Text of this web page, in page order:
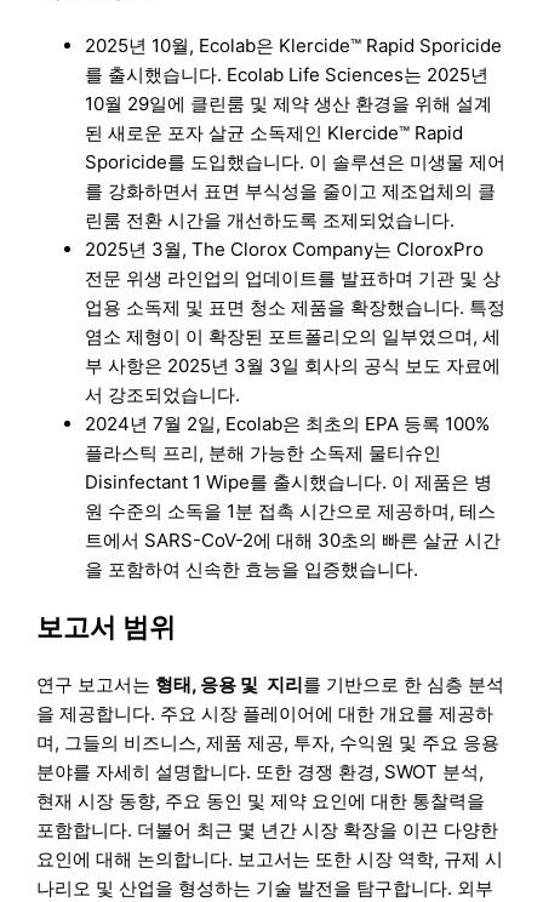
2025년 10월, Ecolab은 Klercide™ Rapid Sporicide
를 출시했습니다. Ecolab Life Sciences는 2025년
10월 29일에 클린룸 및 제약 생산 환경을 위해 설계
된 새로운 포자 살균 소독제인 Klercide™ Rapid
Sporicide를 도입했습니다. 이 솔루션은 미생물 제어
를 강화하면서 표면 부식성을 줄이고 제조업체의 클
린룸 전환 시간을 개선하도록 조제되었습니다.
2025년 3월, The Clorox Company는 CloroxPro
전문 위생 라인업의 업데이트를 발표하며 기관 및 상
업용 소독제 및 표면 청소 제품을 확장했습니다. 특정
염소 제형이 이 확장된 포트폴리오의 일부였으며, 세
부 사항은 2025년 3월 3일 회사의 공식 보도 자료에
서 강조되었습니다.
2024년 7월 2일, Ecolab은 최초의 EPA 등록 100%
플라스틱 프리, 분해 가능한 소독제 물티슈인
Disinfectant 1 Wipe를 출시했습니다. 이 제품은 병
원 수준의 소독을 1분 접촉 시간으로 제공하며, 테스
트에서 SARS-CoV-2에 대해 30초의 빠른 살균 시간
을 포함하여 신속한 효능을 입증했습니다.
보고서 범위
연구 보고서는 형태, 응용 및 지리를 기반으로 한 심층 분석
을 제공합니다. 주요 시장 플레이어에 대한 개요를 제공하
며, 그들의 비즈니스, 제품 제공, 투자, 수익원 및 주요 응용
분야를 자세히 설명합니다. 또한 경쟁 환경, SWOT 분석,
현재 시장 동향, 주요 동인 및 제약 요인에 대한 통찰력을
포함합니다. 더불어 최근 몇 년간 시장 확장을 이끈 다양한
요인에 대해 논의합니다. 보고서는 또한 시장 역학, 규제 시
나리오 및 산업을 형성하는 기술 발전을 탐구합니다. 외부